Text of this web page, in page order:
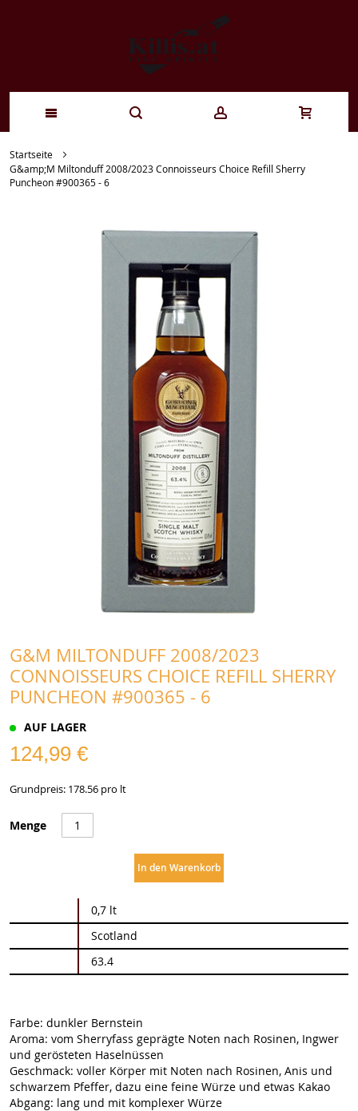
Zum
Inhalt
Startseite
G&amp;M Miltonduff 2008/2023 Connoisseurs Choice Refill Sherry
Puncheon #900365 - 6
G&M MILTONDUFF 2008/2023
CONNOISSEURS CHOICE REFILL SHERRY
PUNCHEON #900365 - 6
AUF LAGER
124,99 €
Grundpreis: 178.56 pro lt
Menge
In den Warenkorb
Informationen
0,7 lt
Scotland
63.4
Farbe: dunkler Bernstein
Aroma: vom Sherryfass geprägte Noten nach Rosinen, Ingwer
und gerösteten Haselnüssen
Geschmack: voller Körper mit Noten nach Rosinen, Anis und
schwarzem Pfeffer, dazu eine feine Würze und etwas Kakao
Abgang: lang und mit komplexer Würze